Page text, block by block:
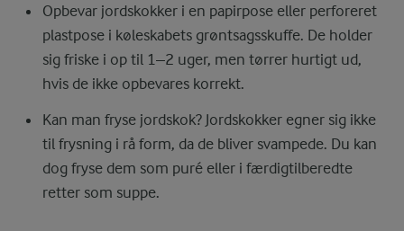
Opbevar jordskokker i en papirpose eller perforeret
plastpose i køleskabets grøntsagsskuffe. De holder
sig friske i op til 1–2 uger, men tørrer hurtigt ud,
hvis de ikke opbevares korrekt.
Kan man fryse jordskok? Jordskokker egner sig ikke
til frysning i rå form, da de bliver svampede. Du kan
dog fryse dem som puré eller i færdigtilberedte
retter som suppe.